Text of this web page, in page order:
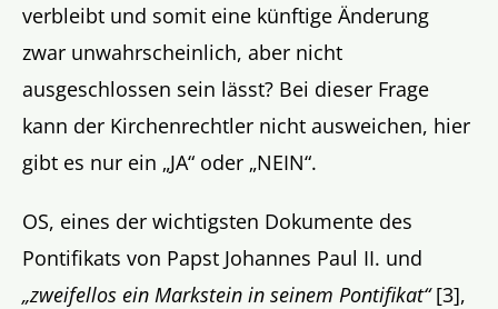
verbleibt und somit eine künftige Änderung
zwar unwahrscheinlich, aber nicht
ausgeschlossen sein lässt? Bei dieser Frage
kann der Kirchenrechtler nicht ausweichen, hier
gibt es nur ein „JA“ oder „NEIN“.
OS, eines der wichtigsten Dokumente des
Pontifikats von Papst Johannes Paul II. und
„zweifellos ein Markstein in seinem Pontifikat“[3],